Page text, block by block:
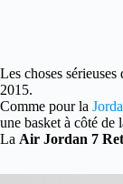
Les choses
2015.
Comme pour la
une basket à côté de
La Air Jordan 7